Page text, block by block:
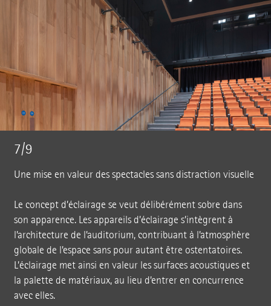
7/9
Une mise en valeur des spectacles sans distraction visuelle
Le concept d’éclairage se veut délibérément sobre dans
son apparence. Les appareils d’éclairage s’intègrent à
l’architecture de l’auditorium, contribuant à l’atmosphère
globale de l’espace sans pour autant être ostentatoires.
L’éclairage met ainsi en valeur les surfaces acoustiques et
la palette de matériaux, au lieu d’entrer en concurrence
avec elles.